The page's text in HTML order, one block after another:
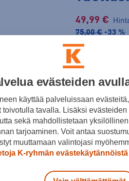
49,99 €
75,00 € -33 %
30pv alin hinta:
Tarjous
Sininen
Koko
26 27
evästeiden
käyttää palveluissaan
toivotulla tavalla. Lisäksi
sekä mahdollistetaan
tarjoaminen. Voit antaa
muuttamaan valintojasi
K-ryhmän evästekäytännöistä